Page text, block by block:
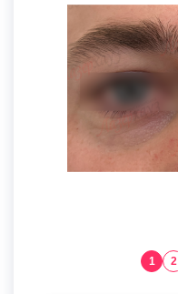
1 2